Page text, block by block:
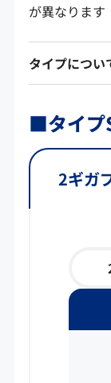
が異なります
タイプについ
■タイプ
2ギガ
2ギガ